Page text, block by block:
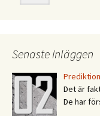
Senaste inläggen
Det är
De har